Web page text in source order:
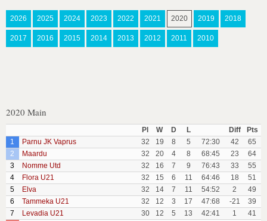
2026 2025 2024 2023 2022 2021 2020 2019 2018
2017 2016 2015 2014 2013 2012 2011 2010
2020 Main
Pl W D L Diff
Pts
1
Parnu JK Vaprus 32 19 8 5 72:30 42
65
2
Maardu 32 20 4 8 68:45 23
64
3
Nomme Utd 32 16 7 9 76:43 33
55
4
Flora U21 32 15 6 11 64:46 18
51
5
Elva 32 14 7 11 54:52 2
49
6
Tammeka U21 32 12 3 17 47:68 -21
39
7
Levadia U21 30 12 5 13 42:41 1
41